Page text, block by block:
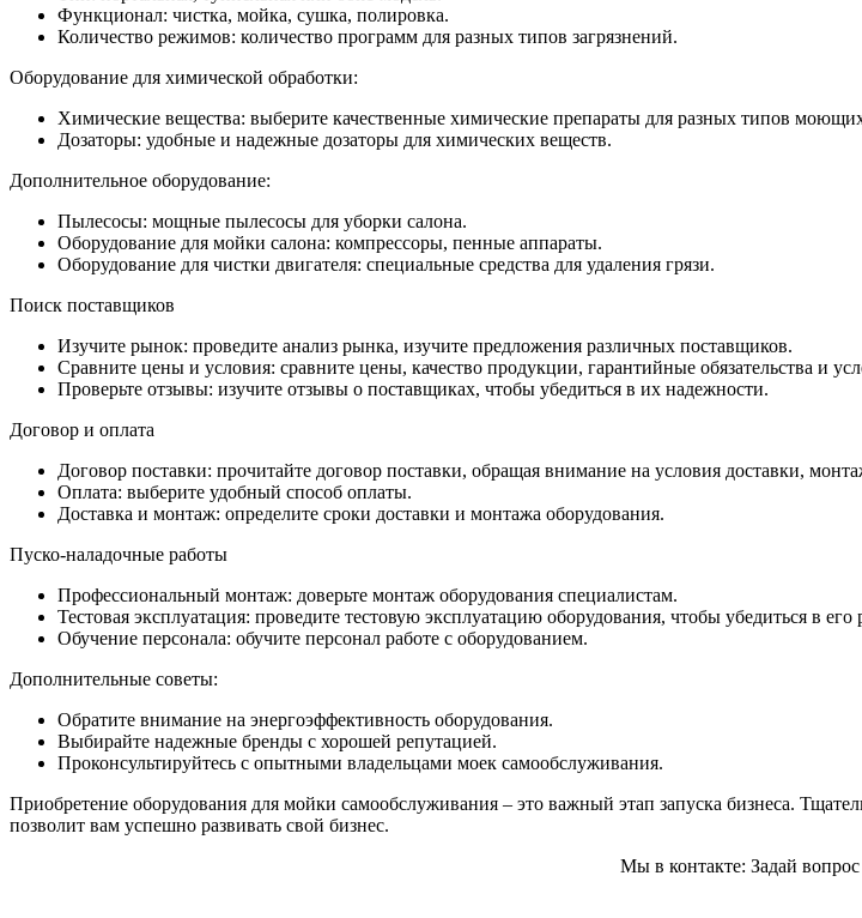
Функционал: чистка, мойка, сушка, полировка.
Количество режимов: количество программ для разных типов загрязнений.
Оборудование для химической обработки:
Химические вещества: выберите качественные химические препараты для разных типов
Дозаторы: удобные и надежные дозаторы для химических веществ.
Дополнительное оборудование:
Пылесосы: мощные пылесосы для уборки салона.
Оборудование для мойки салона: компрессоры, пенные аппараты.
Оборудование для чистки двигателя: специальные средства для удаления грязи.
Поиск поставщиков
Изучите рынок: проведите анализ рынка, изучите предложения различных поставщиков.
Сравните цены и условия: сравните цены, качество продукции, гарантийные обязательства и
Проверьте отзывы: изучите отзывы о поставщиках, чтобы убедиться в их надежности.
Договор и оплата
Договор поставки: прочитайте договор поставки, обращая внимание на условия доставки,
Оплата: выберите удобный способ оплаты.
Доставка и монтаж: определите сроки доставки и монтажа оборудования.
Пуско-наладочные работы
Профессиональный монтаж: доверьте монтаж оборудования специалистам.
Тестовая эксплуатация: проведите тестовую эксплуатацию оборудования, чтобы убедиться в его
Обучение персонала: обучите персонал работе с оборудованием.
Дополнительные советы:
Обратите внимание на энергоэффективность оборудования.
Выбирайте надежные бренды с хорошей репутацией.
Проконсультируйтесь с опытными владельцами моек самообслуживания.
Приобретение оборудования для мойки самообслуживания – это важный этап запуска бизнеса.
позволит вам успешно развивать свой бизнес.
Мы в контакте: Задай